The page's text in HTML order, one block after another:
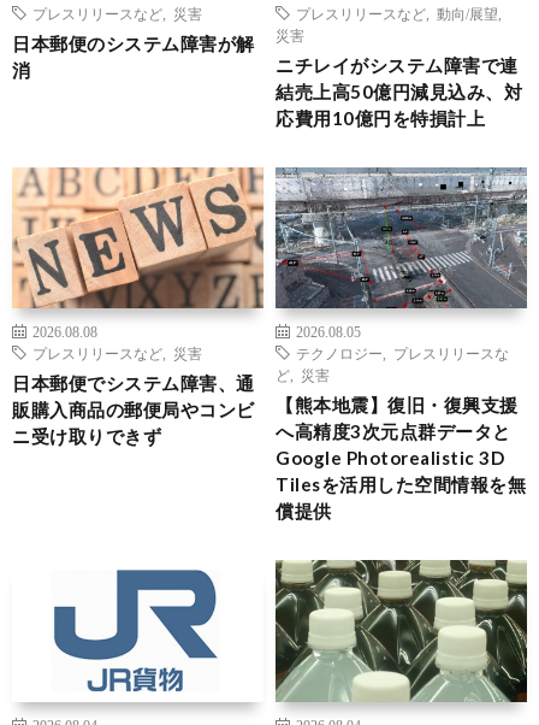
プレスリリースなど
災害
日本郵便のシステム障害が解
消
プレスリリースなど
動向/展望
災害
ニチレイがシステム障害で連
結売上高50億円減見込み、対
応費用10億円を特損計上
2026.08.08
プレスリリースなど
災害
日本郵便でシステム障害、通
販購入商品の郵便局やコンビ
ニ受け取りできず
2026.08.05
テクノロジー
プレスリリースな
ど
災害
【熊本地震】復旧・復興支援
へ高精度3次元点群データと
Google Photorealistic 3D
Tilesを活用した空間情報を無
償提供